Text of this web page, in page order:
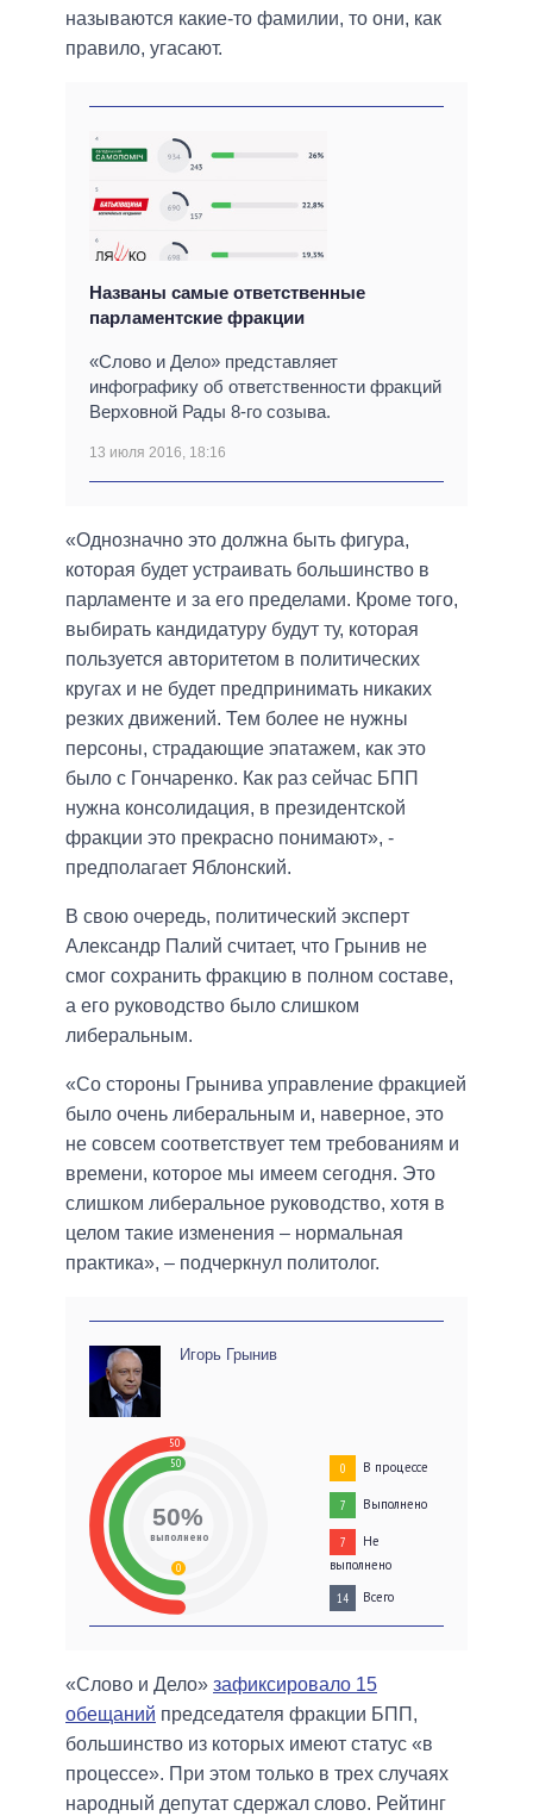
называются какие-то фамилии, то они, как
правило, угасают.
Названы самые ответственные
парламентские фракции
«Слово и Дело» представляет
инфографику об ответственности фракций
Верховной Рады 8-го созыва.
13 июля 2016, 18:16
«Однозначно это должна быть фигура,
которая будет устраивать большинство в
парламенте и за его пределами. Кроме того,
выбирать кандидатуру будут ту, которая
пользуется авторитетом в политических
кругах и не будет предпринимать никаких
резких движений. Тем более не нужны
персоны, страдающие эпатажем, как это
было с Гончаренко. Как раз сейчас БПП
нужна консолидация, в президентской
фракции это прекрасно понимают», -
предполагает Яблонский.
В свою очередь, политический эксперт
Александр Палий считает, что Грынив не
смог сохранить фракцию в полном составе,
а его руководство было слишком
либеральным.
«Со стороны Грынива управление фракцией
было очень либеральным и, наверное, это
не совсем соответствует тем требованиям и
времени, которое мы имеем сегодня. Это
слишком либеральное руководство, хотя в
целом такие изменения – нормальная
практика», – подчеркнул политолог.
Игорь Грынив
50
50
0
50%
выполнено
0 В процессе
7 Выполнено
7
Не
выполнено
14
Всего
«Слово и Дело» зафиксировало 15
обещаний председателя фракции БПП,
большинство из которых имеют статус «в
процессе». При этом только в трех случаях
народный депутат сдержал слово. Рейтинг